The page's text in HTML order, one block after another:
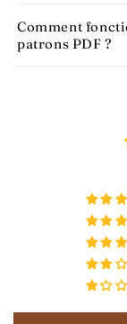
Comment
patrons PDF ?